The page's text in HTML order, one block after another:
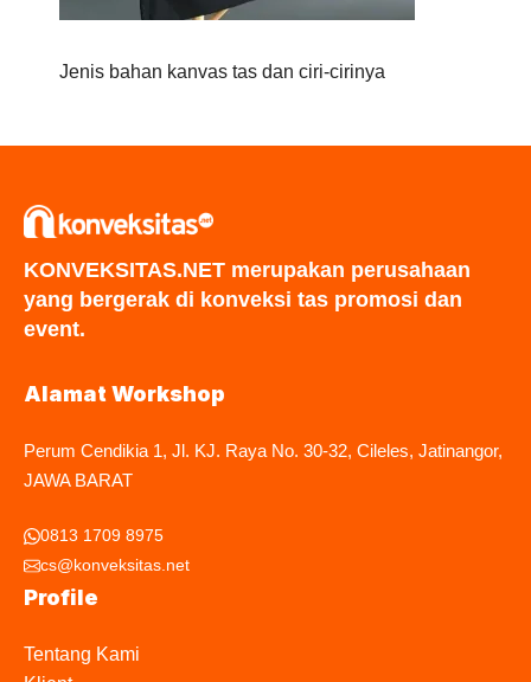
Jenis bahan kanvas tas dan ciri-cirinya
KONVEKSITAS.NET merupakan perusahaan
yang bergerak di konveksi tas promosi dan
event.
Alamat Workshop
Perum Cendikia 1, Jl. KJ. Raya No. 30-32, Cileles, Jatinangor,
JAWA BARAT
0813 1709 8975
cs@konveksitas.net
Profile
Tentang Kami